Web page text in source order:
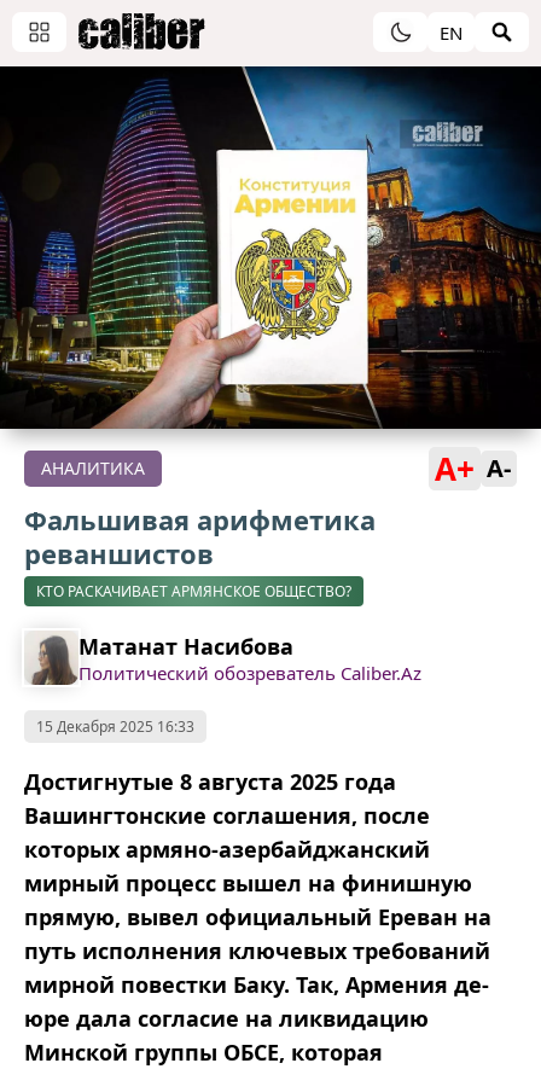
EN
АНАЛИТИКА A+ A-
Фальшивая арифметика
реваншистов
КТО РАСКАЧИВАЕТ АРМЯНСКОЕ ОБЩЕСТВО?
Матанат Насибова
Политический обозреватель Caliber.Az
15 Декабря 2025 16:33
Достигнутые 8 августа 2025 года
Вашингтонские соглашения, после
которых армяно-азербайджанский
мирный процесс вышел на финишную
прямую, вывел официальный Ереван на
путь исполнения ключевых требований
мирной повестки Баку. Так, Армения де-
юре дала согласие на ликвидацию
Минской группы ОБСЕ, которая